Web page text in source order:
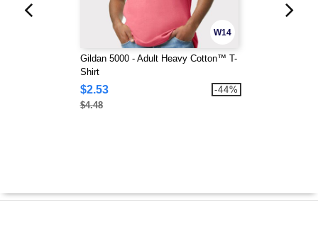
W14
Gildan 5000 - Adult Heavy Cotton™ T-
Shirt
$2.53
$4.48
-44%